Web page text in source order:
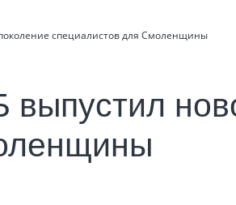
специалистов для Смоленщины